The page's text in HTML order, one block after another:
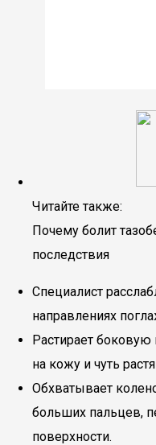
Читайте также:
Почему болит
последствия
Специалист
направлениях
Растирает
на кожу и чуть
Обхватывает
больших пальцев,
поверхности.